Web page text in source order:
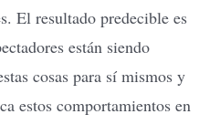
El resultado predecible es
están siendo
cosas para sí mismos y
estos comportamientos en